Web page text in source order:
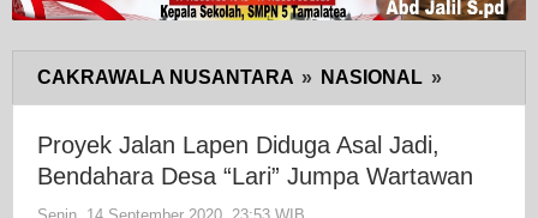
CAKRAWALA NUSANTARA » NASIONAL »
Jalan
Proyek Jalan Lapen Diduga Asal Jadi,
Bendahara Desa “Lari” Jumpa Wartawan